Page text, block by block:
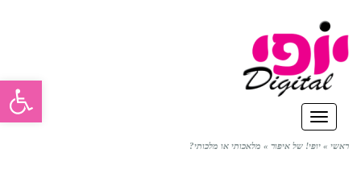
תפריט
ראשי » יופי! של איפור » מלאכותי או מלכותי?
פתח